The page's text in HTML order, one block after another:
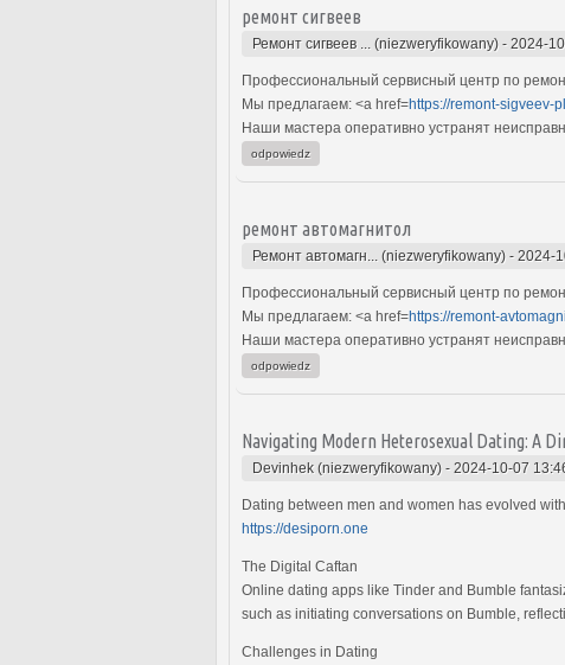
ремонт сигвеев
Ремонт сигвеев ... (niezweryfikowany) - 2024-
Профессиональный сервисный центр по
Мы предлагаем: <a href=https://remont-sigveev-
Наши мастера оперативно устранят
odpowiedz
ремонт автомагнитол
Ремонт автомагн... (niezweryfikowany) - 2024-
Профессиональный сервисный центр по
Мы предлагаем: <a href=https://remont-
Наши мастера оперативно устранят
odpowiedz
Navigating Modern Heterosexual Dating: A
Devinhek (niezweryfikowany) - 2024-10-07
Dating between men and women has evolved
https://desiporn.one
The Digital Caftan
Online dating apps like Tinder and Bumble
such as initiating conversations on Bumble,
Challenges in Dating